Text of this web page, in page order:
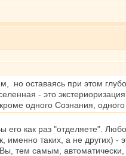
но оставаясь при этом
- это
одного Сознания, одного
как раз "отделяете".
таких, а не других) -
тем самым,